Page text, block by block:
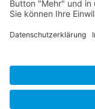
Kontakt
Datenschutz
Part of MediaGuys,
MediaGuys.eu